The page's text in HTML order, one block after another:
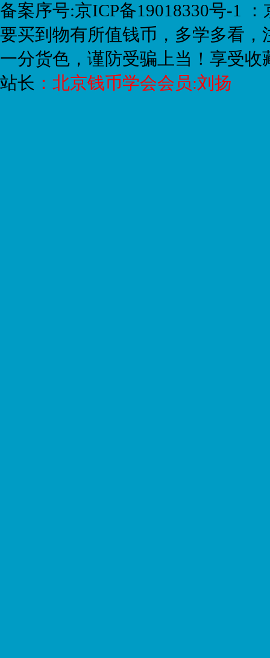
备案序号:京ICP备19018330号-1
要买到物有所值钱币，多学多看
一分货色，谨防受骗上当！享受收
站长 ： 北京钱币学会会员:刘扬